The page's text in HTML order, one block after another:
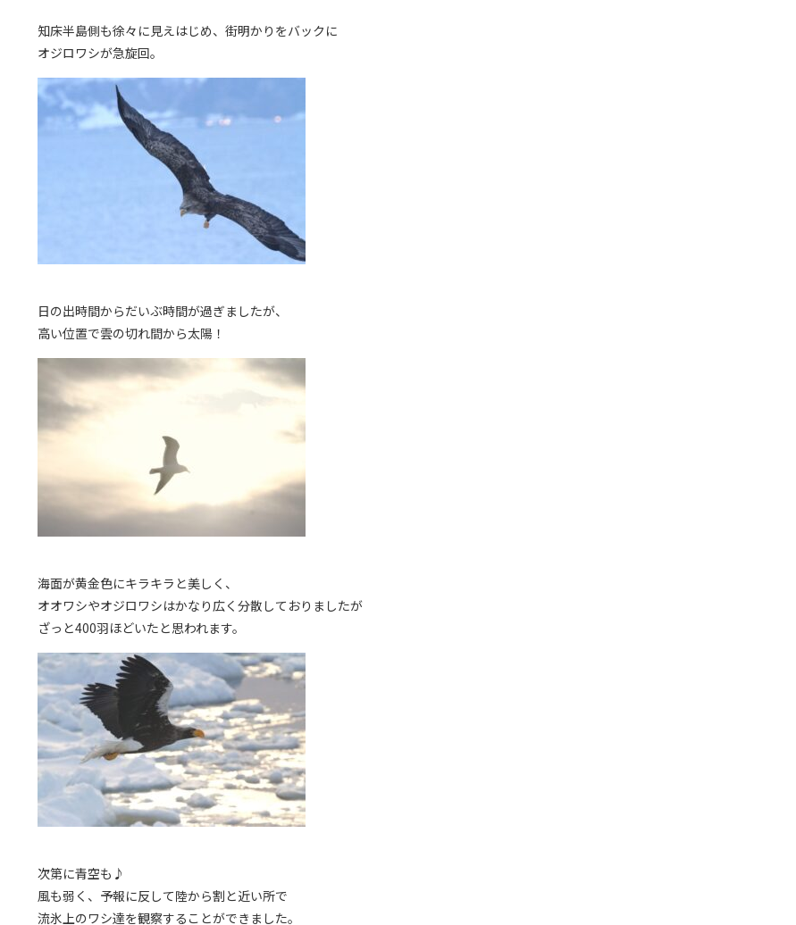
知床半島側も徐々に見えはじめ、街明かりをバックに
オジロワシが急旋回。
日の出時間からだいぶ時間が過ぎましたが、
高い位置で雲の切れ間から太陽！
海面が黄金色にキラキラと美しく、
オオワシやオジロワシはかなり広く分散しておりましたが
ざっと400羽ほどいたと思われます。
次第に青空も♪
風も弱く、予報に反して陸から割と近い所で
流氷上のワシ達を観察することができました。